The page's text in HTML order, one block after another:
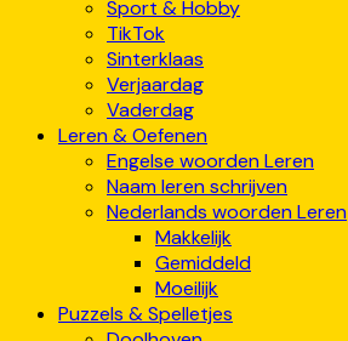
Sport & Hobby
TikTok
Sinterklaas
Verjaardag
Vaderdag
Leren & Oefenen
Engelse woorden Leren
Naam leren schrijven
Nederlands woorden Leren
Makkelijk
Gemiddeld
Moeilijk
Puzzels & Spelletjes